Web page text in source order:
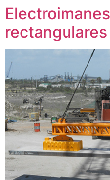
Electroimanes
rectangulares